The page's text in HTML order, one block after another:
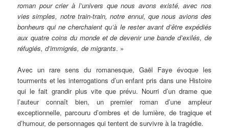
roman pour crier à l’univers que nous avons existé, avec nos
vies simples, notre train-train, notre ennui, que nous avions des
bonheurs qui ne cherchaient qu’à le rester avant d’être expédiés
aux quatre coins du monde et de devenir une bande d’exilés, de
réfugiés, d’immigrés, de migrants. »
Avec un rare sens du romanesque, Gaël Faye évoque les
tourments et les interrogations d’un enfant pris dans une Histoire
qui le fait grandir plus vite que prévu. Nourri d’un drame que
l’auteur connaît bien, un premier roman d’une ampleur
exceptionnelle, parcouru d’ombres et de lumière, de tragique et
d’humour, de personnages qui tentent de survivre à la tragédie.